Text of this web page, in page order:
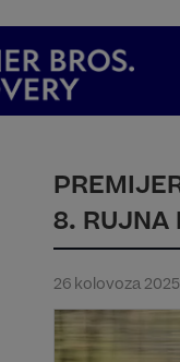
8. RUJNA
26 kolovoza 2025